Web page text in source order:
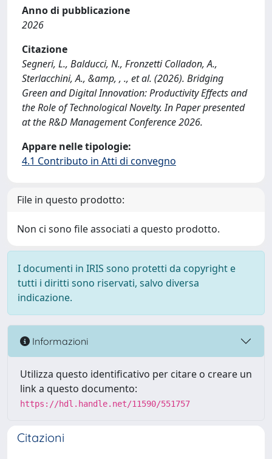
Anno di pubblicazione
2026
Citazione
Segneri, L., Balducci, N., Fronzetti Colladon, A.,
Sterlacchini, A., &amp, , ., et al. (2026). Bridging
Green and Digital Innovation: Productivity Effects and
the Role of Technological Novelty. In Paper presented
at the R&D Management Conference 2026.
Appare nelle tipologie:
4.1 Contributo in Atti di convegno
File in questo prodotto:
Non ci sono file associati a questo prodotto.
I documenti in IRIS sono protetti da copyright e
tutti i diritti sono riservati, salvo diversa
indicazione.
Informazioni
Utilizza questo identificativo per citare o creare un
link a questo documento:
https://hdl.handle.net/11590/551757
Citazioni